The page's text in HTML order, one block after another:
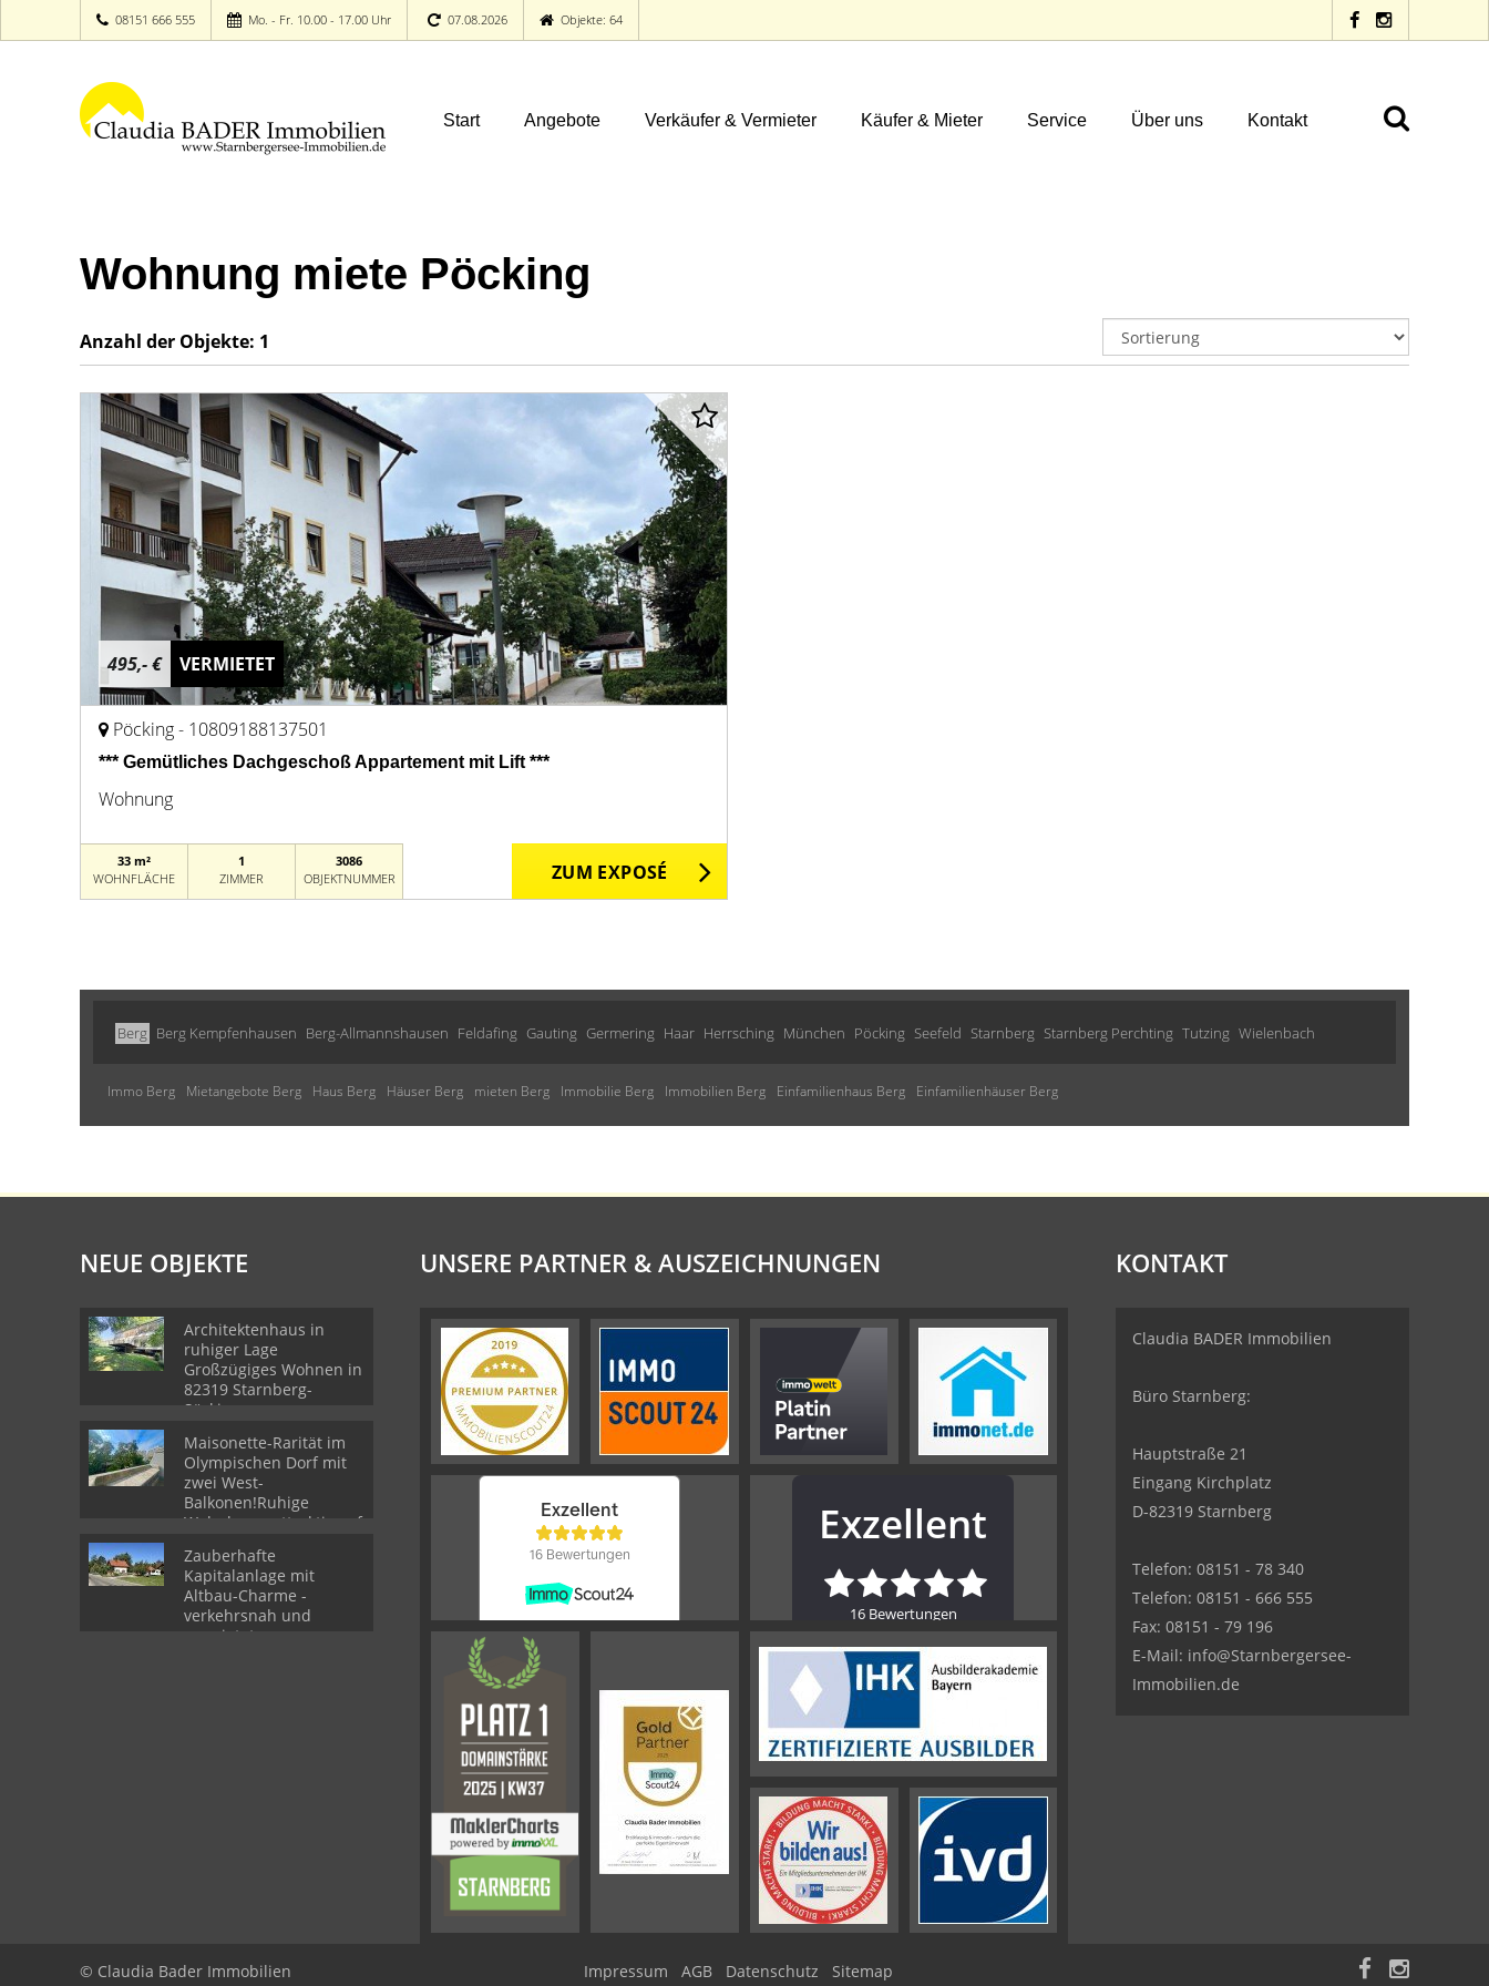
08151 666 555 Mo. - Fr. 10.00 - 17.00 Uhr 07.08.2026 Objekte: 64
Start Angebote Verkäufer & Vermieter Käufer & Mieter Service Über uns Kontakt
Wohnung miete Pöcking
Anzahl der Objekte: 1
495,- € VERMIETET
Pöcking - 10809188137501
*** Gemütliches Dachgeschoß Appartement mit Lift ***
Wohnung
33 m²
WOHNFLÄCHE
1
ZIMMER
3086
OBJEKTNUMMER
ZUM EXPOSÉ
Berg Berg Kempfenhausen Berg-Allmannshausen Feldafing Gauting Germering Haar Herrsching München Pöcking Seefeld Starnberg Starnberg Perchting Tutzing Wielenbach
Immo Berg Mietangebote Berg Haus Berg Häuser Berg mieten Berg Immobilie Berg Immobilien Berg Einfamilienhaus Berg Einfamilienhäuser Berg
NEUE OBJEKTE
Architektenhaus in
ruhiger Lage
Großzügiges Wohnen in
82319 Starnberg-
Söcking
Maisonette-Rarität im
Olympischen Dorf mit
zwei West-
Balkonen!Ruhige
Wohnlage - attraktiv auf
München
Zauberhafte
Kapitalanlage mit
Altbau-Charme -
verkehrsnah und
vermietet
UNSERE PARTNER & AUSZEICHNUNGEN KONTAKT
Claudia BADER Immobilien
Büro Starnberg:
Hauptstraße 21
Eingang Kirchplatz
D-82319 Starnberg
Telefon: 08151 - 78 340
Telefon: 08151 - 666 555
Fax: 08151 - 79 196
E-Mail: info@Starnbergersee-
Immobilien.de
© Claudia Bader Immobilien Impressum AGB Datenschutz Sitemap